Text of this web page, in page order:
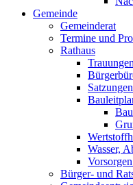
Gemeinde
Gemeinderat
Termine und
Rathaus
Trauungen
Wasser,
Bürger- und